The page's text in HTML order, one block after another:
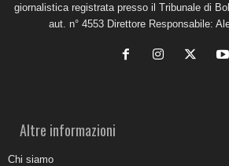
giornalistica registrata presso il Tribunale di
aut. n° 4553 Direttore Responsabile:
Altre informazioni
Chi siamo